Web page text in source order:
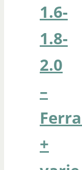
1.6-
1.8-
2.0
–
+